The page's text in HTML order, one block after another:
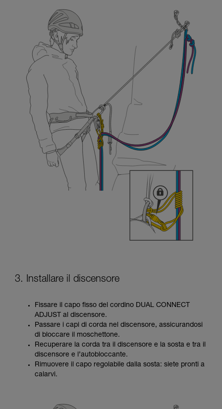
3. Installare il discensore
Fissare il capo fisso del cordino DUAL CONNECT
ADJUST al discensore.
Passare i capi di corda nel discensore, assicurandosi
di bloccare il moschettone.
Recuperare la corda tra il discensore e la sosta e tra il
discensore e l’autobloccante.
Rimuovere il capo regolabile dalla sosta: siete pronti a
calarvi.